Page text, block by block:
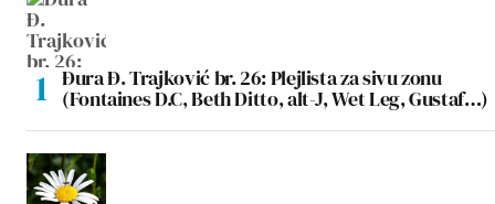
Đura Đ. Trajković br. 26: Plejlista za sivu zonu
(Fontaines D.C, Beth Ditto, alt-J, Wet Leg, Gustaf…)